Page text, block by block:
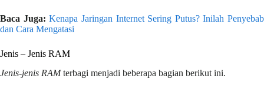
Baca Juga: Kenapa Jaringan Internet Sering Putus? Inilah Penyebab
dan Cara Mengatasi
Jenis – Jenis RAM
Jenis-jenis RAMterbagi menjadi beberapa bagian berikut ini.